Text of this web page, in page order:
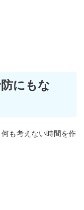
にもな
も考えない時間を作